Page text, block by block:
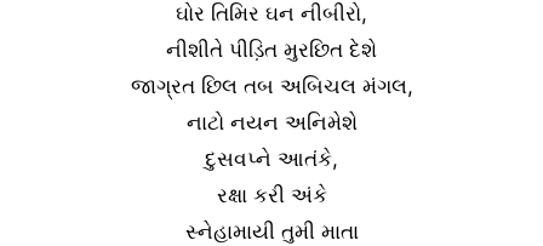
ઘોર તિમિર ઘન નીબીરો,
નીશીતે પીડ઼િત મુરછિત દેશે
જાગ્રત છિલ તબ અબિચલ મંગલ,
નાટો નયન અનિમેશે
દુસવપ્ને આતંકે,
રક્ષા કરી અંકે
સ્નેહામાયી તુમી માતા